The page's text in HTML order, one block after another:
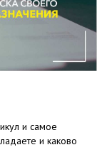
и самое
и каково